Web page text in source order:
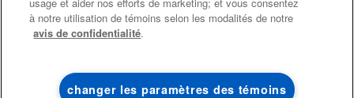
(Ontario) L5N 0B7. ®/TM © 2026 Maytag. Tous droits réservés.
Communiquez avec nous
à l’achat de plusieurs électroménagers de
cuisine admissibles Maytag®
MAGASINEZ MAGASINEZ
à notre utilisation de témoins selon les modalités de notre
avis de confidentialité.
changer les paramètres des témoins